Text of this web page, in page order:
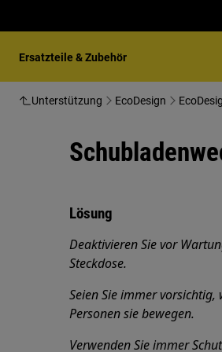
Ersatzteile & Zubehör
Unterstützung EcoDesign
Lösung
Deaktivieren Sie vor
Steckdose.
Seien Sie immer vorsichtig,
Personen sie bewegen.
Verwenden Sie immer